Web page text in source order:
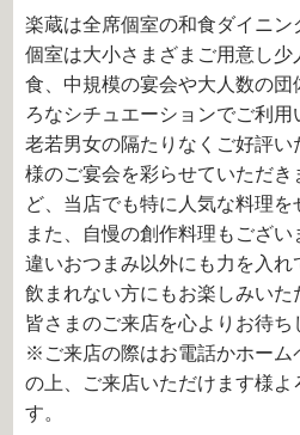
楽蔵は全席個室の和食ダイニン
個室は大小さまざまご用意し
食、中規模の宴会や大人数の
ろなシチュエーションでご利用
老若男女の隔たりなくご好評
様のご宴会を彩らせていただき
ど、当店でも特に人気な料理を
また、自慢の創作料理もござ
違いおつまみ以外にも力を入
飲まれない方にもお楽しみいた
皆さまのご来店を心よりお待ち
※ご来店の際はお電話かホーム
の上、ご来店いただけます様よ
す。